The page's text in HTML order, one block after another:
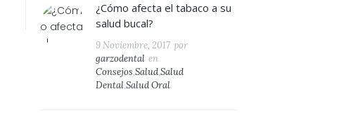
¿Cómo afecta el tabaco a su
salud bucal?
9 Noviembre, 2017 por
garzodental en
Consejos,Salud,Salud
Dental,Salud Oral